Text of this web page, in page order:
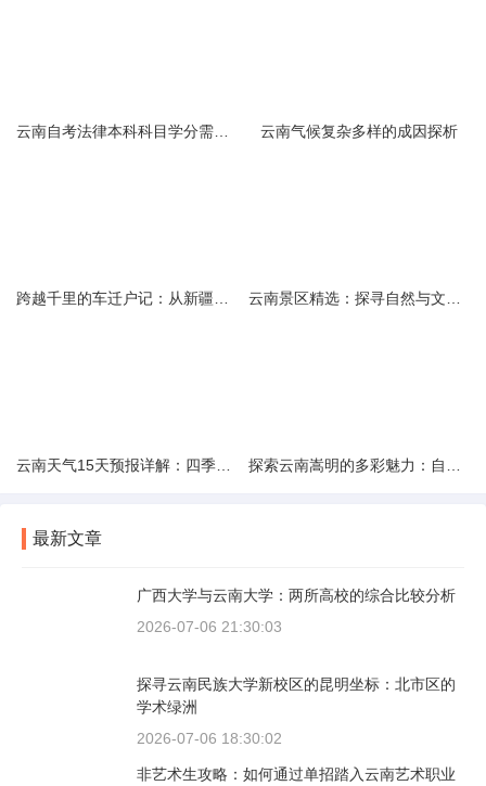
云南气候复杂多样的成因探析
最新文章
广西大学与云南大学：两所高校的综合比较分析
2026-07-06 21:30:03
探寻云南民族大学新校区的昆明坐标：北市区的
学术绿洲
2026-07-06 18:30:02
非艺术生攻略：如何通过单招踏入云南艺术职业